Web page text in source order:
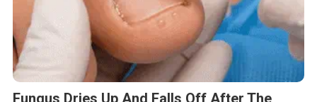
Fungus Dries Up And Falls Off After The